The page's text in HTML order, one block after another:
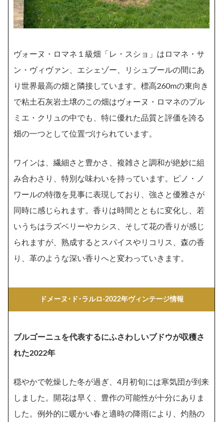
ヴォーヌ・ロマネ１級畑「レ・スショ」はロマネ・サ
ン・ヴィヴァン、エシェゾー、リシュブールの間にあ
り世界最高の畑と隣接しています。標高260mの東向き
で粘土石灰岩土壌のこの畑はヴォーヌ・ロマネのプル
ミエ・クリュの中でも、特に優れた品質と評価を誇る
畑の一つとして位置づけられています。
ワインは、繊細さと豊かさ、複雑さと調和が絶妙に組
み合わさり、特別な味わいを持っています。ピノ・ノ
ワールの特徴を見事に表現しており、強さと優雅さが
同時に感じられます。香りは時間とともに変化し、若
いうちはラズベリーやカシス、そして花の香りが感じ
られますが、熟成するとスパイスやリコリス、森の香
り、革のような深い香りへと変わっていきます。
ドメーヌ･ド･ラルロ-2022年ヴィンテージ情報
ブルゴーニュを代表するにふさわしいブドウが収穫さ
れた2022年
穏やかで乾燥した冬が過ぎ、4月初旬には寒気団が到来
しました。開花は早く、豊作の可能性が十分にありま
した。例外的に暖かい春と適時の降雨により、灼熱の